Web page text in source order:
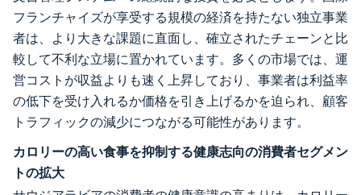
フランチャイズが享受する規模の経済を持たない独立事業
者は、より大きな課題に直面し、確立されたチェーンと比
較して不利な立場に置かれています。多くの市場では、運
営コストが収益よりも速く上昇しており、事業者は利益率
の低下を受け入れるか価格を引き上げるかを迫られ、顧客
トラフィックの減少につながる可能性があります。
カロリーの高い食事を抑制する健康志向の消費者セグメン
トの拡大